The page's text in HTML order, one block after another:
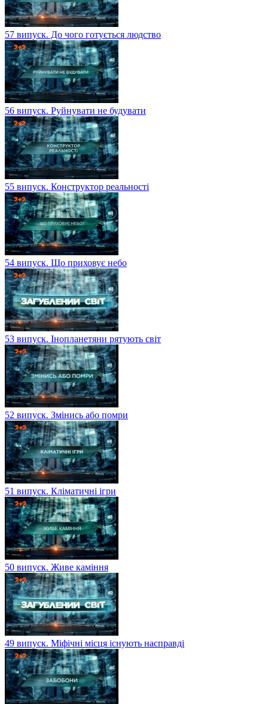
57 випуск. До чого готується людство
56 випуск. Руйнувати не будувати
55 випуск. Конструктор реальності
54 випуск. Що приховує небо
53 випуск. Інопланетяни рятують світ
52 випуск. Змінись або помри
51 випуск. Кліматичні ігри
50 випуск. Живе каміння
49 випуск. Міфічні місця існують насправді